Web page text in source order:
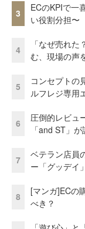
3
ECのKPIで一
い役割分担〜
4
「なぜ売れ
む、現場の声
5
コンセプトの
ルフレジ専用
6
圧倒的レビュ
「and ST」が
7
ベテラン店員
ー「グッデイ
8
[マンガ]ECの
べき？